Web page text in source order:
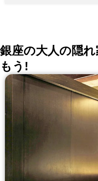
銀座の大人の隠
もう!